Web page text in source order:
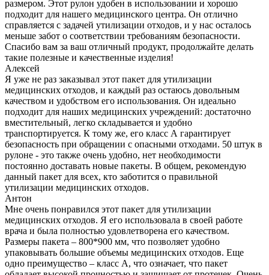
размером. Этот рулон удобен в использовании и хорошо
подходит для нашего медицинского центра. Он отлично
справляется с задачей утилизации отходов, и у нас осталось
меньше забот о соответствии требованиям безопасности.
Спасибо вам за ваш отличный продукт, продолжайте делать
такие полезные и качественные изделия!
Алексей
Я уже не раз заказывал этот пакет для утилизации
медицинских отходов, и каждый раз остаюсь довольным
качеством и удобством его использования. Он идеально
подходит для наших медицинских учреждений: достаточно
вместительный, легко складывается и удобно
транспортируется. К тому же, его класс А гарантирует
безопасность при обращении с опасными отходами. 50 штук в
рулоне - это также очень удобно, нет необходимости
постоянно доставать новые пакеты. В общем, рекомендую
данный пакет для всех, кто заботится о правильной
утилизации медицинских отходов.
Антон
Мне очень понравился этот пакет для утилизации
медицинских отходов. Я его использовала в своей работе
врача и была полностью удовлетворена его качеством.
Размеры пакета – 800*900 мм, что позволяет удобно
упаковывать большие объемы медицинских отходов. Еще
одно преимущество – класс А, что означает, что пакет